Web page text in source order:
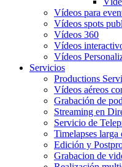
Vídeos para
Vídeos spots
Vídeos 360
Vídeos
Vídeos
Servicios
Productions
Vídeos aéreos
Grabación de
Streaming en
Servicio de
Timelapses larga
Edición y
Grabacion de